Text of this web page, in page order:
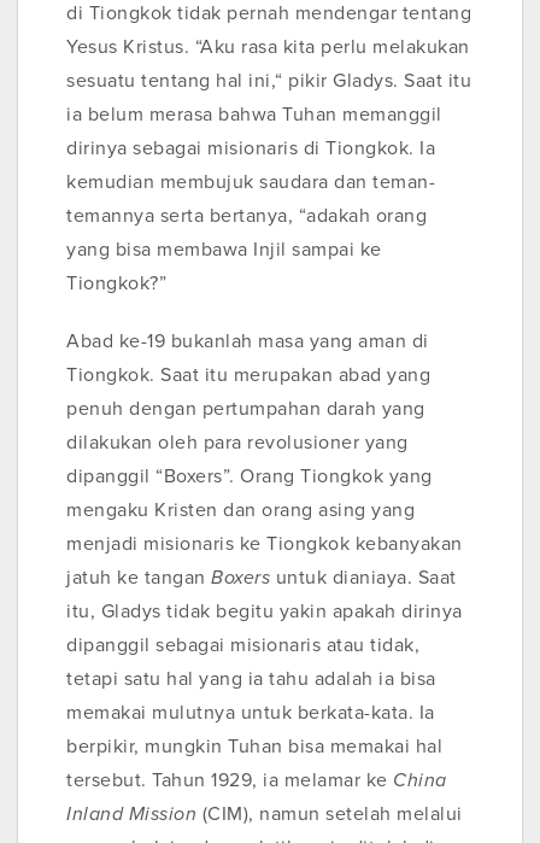
di Tiongkok tidak pernah mendengar tentang
Yesus Kristus. “Aku rasa kita perlu melakukan
sesuatu tentang hal ini,“ pikir Gladys. Saat itu
ia belum merasa bahwa Tuhan memanggil
dirinya sebagai misionaris di Tiongkok. Ia
kemudian membujuk saudara dan teman-
temannya serta bertanya, “adakah orang
yang bisa membawa Injil sampai ke
Tiongkok?”
Abad ke-19 bukanlah masa yang aman di
Tiongkok. Saat itu merupakan abad yang
penuh dengan pertumpahan darah yang
dilakukan oleh para revolusioner yang
dipanggil “Boxers”. Orang Tiongkok yang
mengaku Kristen dan orang asing yang
menjadi misionaris ke Tiongkok kebanyakan
jatuh ke tangan Boxers untuk dianiaya. Saat
itu, Gladys tidak begitu yakin apakah dirinya
dipanggil sebagai misionaris atau tidak,
tetapi satu hal yang ia tahu adalah ia bisa
memakai mulutnya untuk berkata-kata. Ia
berpikir, mungkin Tuhan bisa memakai hal
tersebut. Tahun 1929, ia melamar ke China
Inland Mission (CIM), namun setelah melalui